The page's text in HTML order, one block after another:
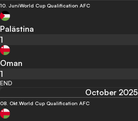
10. JuniWorld Cup Qualification AFC
Palästina
1
Oman
1
END
October 2025
08. Okt.World Cup Qualification AFC